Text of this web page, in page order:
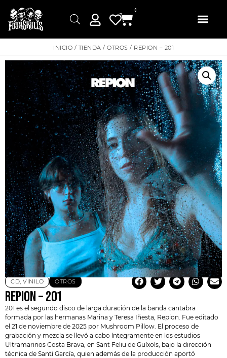
0
INICIO / TIENDA / OTROS / REPION – 201
CD, VINILO OTROS
REPION – 201
201 es el segundo disco de larga duración de la banda cantabra
formada por las hermanas Marina y Teresa Iñesta, Repion . Fue editado
el 21 de noviembre de 2025 por Mushroom Pillow. El proceso de
grabación y mezcla se llevó a cabo íntegramente en los estudios
Ultramarinos Costa Brava , en Sant Feliu de Guíxols, bajo la dirección
técnica de Santi García, quien además de la producción aportó